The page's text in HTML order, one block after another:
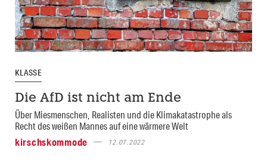
KLASSE
Die AfD ist nicht am Ende
Über Miesmenschen, Realisten und die Klimakatastrophe als
Recht des weißen Mannes auf eine wärmere Welt
kirschskommode
12.07.2022